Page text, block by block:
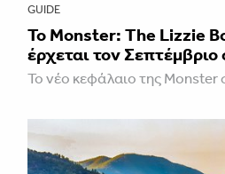
GUIDE
Το Monster: The Lizzie
έρχεται τον
Το νέο κεφάλαιο της Monster